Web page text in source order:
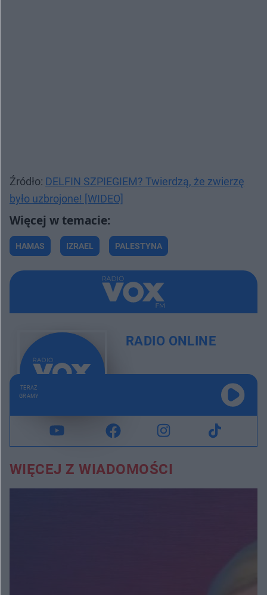
Źródło: DELFIN SZPIEGIEM? Twierdzą, że zwierzę
było uzbrojone! [WIDEO]
HAMAS IZRAEL PALESTYNA
RADIO ONLINE
TERAZ
GRAMY
WIĘCEJ Z WIADOMOŚCI